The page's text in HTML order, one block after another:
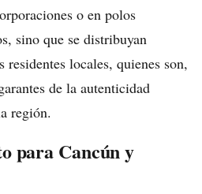
o en polos
sino que se distribuyan
locales, quienes son,
de la autenticidad
región.
para Cancún y